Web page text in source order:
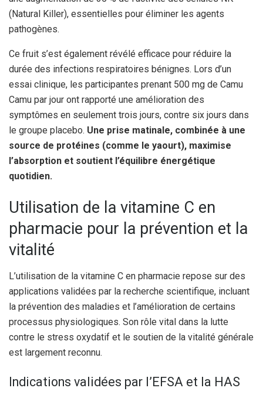
(Natural Killer), essentielles pour éliminer les agents
pathogènes.
Ce fruit s’est également révélé efficace pour réduire la
durée des infections respiratoires bénignes. Lors d’un
essai clinique, les participantes prenant 500 mg de Camu
Camu par jour ont rapporté une amélioration des
symptômes en seulement trois jours, contre six jours dans
le groupe placebo. Une prise matinale, combinée à une
source de protéines (comme le yaourt), maximise
l’absorption et soutient l’équilibre énergétique
quotidien.
Utilisation de la vitamine C en
pharmacie pour la prévention et la
vitalité
L’utilisation de la vitamine C en pharmacie repose sur des
applications validées par la recherche scientifique, incluant
la prévention des maladies et l’amélioration de certains
processus physiologiques. Son rôle vital dans la lutte
contre le stress oxydatif et le soutien de la vitalité générale
est largement reconnu.
Indications validées par l’EFSA et la HAS